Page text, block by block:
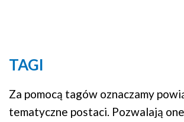
TAGI
Za pomocą tagów oznaczamy
tematyczne postaci. Pozwalają